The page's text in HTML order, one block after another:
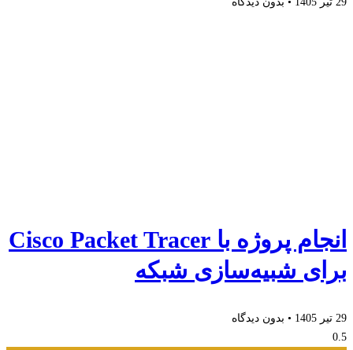
انجام پروژه با Cisco Packet Tracer
برای شبیه‌سازی شبکه
29 تیر 1405 بدون دیدگاه